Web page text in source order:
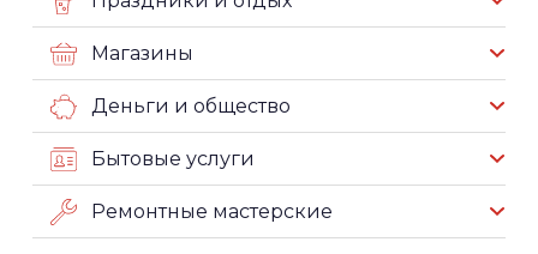
Магазины
Деньги и общество
Бытовые услуги
Ремонтные мастерские